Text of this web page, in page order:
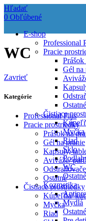
Hľadať
0 Obľúbené
E-shop
Professional
Pracie
Prášok
Gél na
Ostatné
Čistiace
Myčka
Riad
Sklo
WC
Ostatné
Kozmetika
Mydlá
Ostatné
WC
Zavrieť
Kategórie
Professional Plus
Pracie prostriedky
Prášok na
Gél na pranie
Kapsuly,
Aviváže/
Ostatné
Čistiace prostriedky
Kúpeľňa/
Myčka
Riad